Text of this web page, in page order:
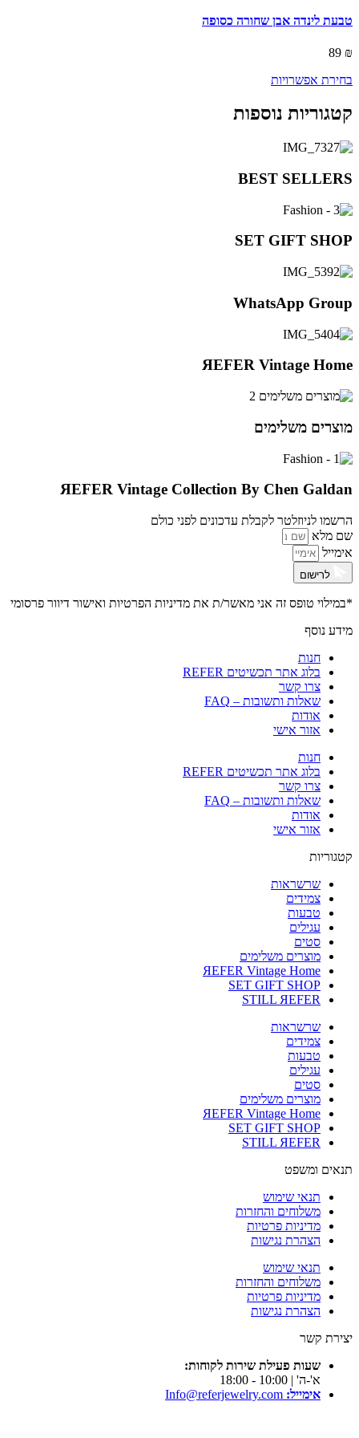
multiple
be
on
טבעת לינדה אבן שחורה כסופה
89 ₪
בחירת אפשרויות
קטגוריות נוספות
BEST SELLERS
SET GIFT SHOP
WhatsApp Group
ЯEFER Vintage Home
מוצרים משלימים
ЯEFER Vintage Collection By Chen Galdan
הרשמו לניוזלטר לקבלת עדכונים לפני כולם
שם מלא
אימייל
לרישום
*במילוי טופס זה אני מאשר/ת את מדיניות הפרטיות ואישור דיוור פרסומי
מידע נוסף
חנות
בלוג אתר תכשיטים REFER
צרו קשר
שאלות ותשובות – FAQ
אודות
אזור אישי
חנות
בלוג אתר תכשיטים REFER
צרו קשר
שאלות ותשובות – FAQ
אודות
אזור אישי
קטגוריות
שרשראות
צמידים
טבעות
עגילים
סטים
מוצרים משלימים
ЯEFER Vintage Home
SET GIFT SHOP
STILL ЯEFER
שרשראות
צמידים
טבעות
עגילים
סטים
מוצרים משלימים
ЯEFER Vintage Home
SET GIFT SHOP
STILL ЯEFER
תנאים ומשפט
תנאי שימוש
משלוחים והחזרות
מדיניות פרטיות
הצהרת נגישות
תנאי שימוש
משלוחים והחזרות
מדיניות פרטיות
הצהרת נגישות
יצירת קשר
שעות פעילת שירות לקוחות:
א'-ה' | 10:00 - 18:00
אימייל: Info@referjewelry.com